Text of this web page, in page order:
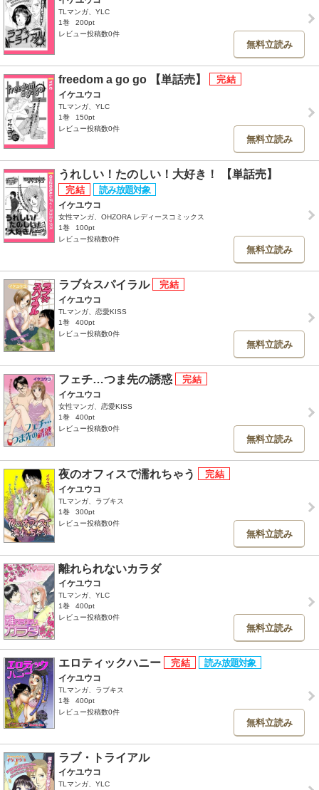
TLマンガ、YLC
1巻
200pt
レビュー投稿数0件
無料立読み
freedom a go go 【単話売】
イケユウコ
TLマンガ、YLC
1巻
150pt
レビュー投稿数0件
無料立読み
うれしい！たのしい！大好き！ 【単話売】
イケユウコ
女性マンガ、OHZORA レディースコミックス
1巻
100pt
レビュー投稿数0件
無料立読み
ラブ☆スパイラル
イケユウコ
TLマンガ、恋愛KISS
1巻
400pt
レビュー投稿数0件
無料立読み
フェチ…つま先の誘惑
イケユウコ
女性マンガ、恋愛KISS
1巻
400pt
レビュー投稿数0件
無料立読み
夜のオフィスで濡れちゃう
イケユウコ
TLマンガ、ラブキス
1巻
300pt
レビュー投稿数0件
無料立読み
離れられないカラダ
イケユウコ
TLマンガ、YLC
1巻
400pt
レビュー投稿数0件
無料立読み
エロティックハニー
イケユウコ
TLマンガ、ラブキス
1巻
400pt
レビュー投稿数0件
無料立読み
ラブ・トライアル
イケユウコ
TLマンガ、YLC